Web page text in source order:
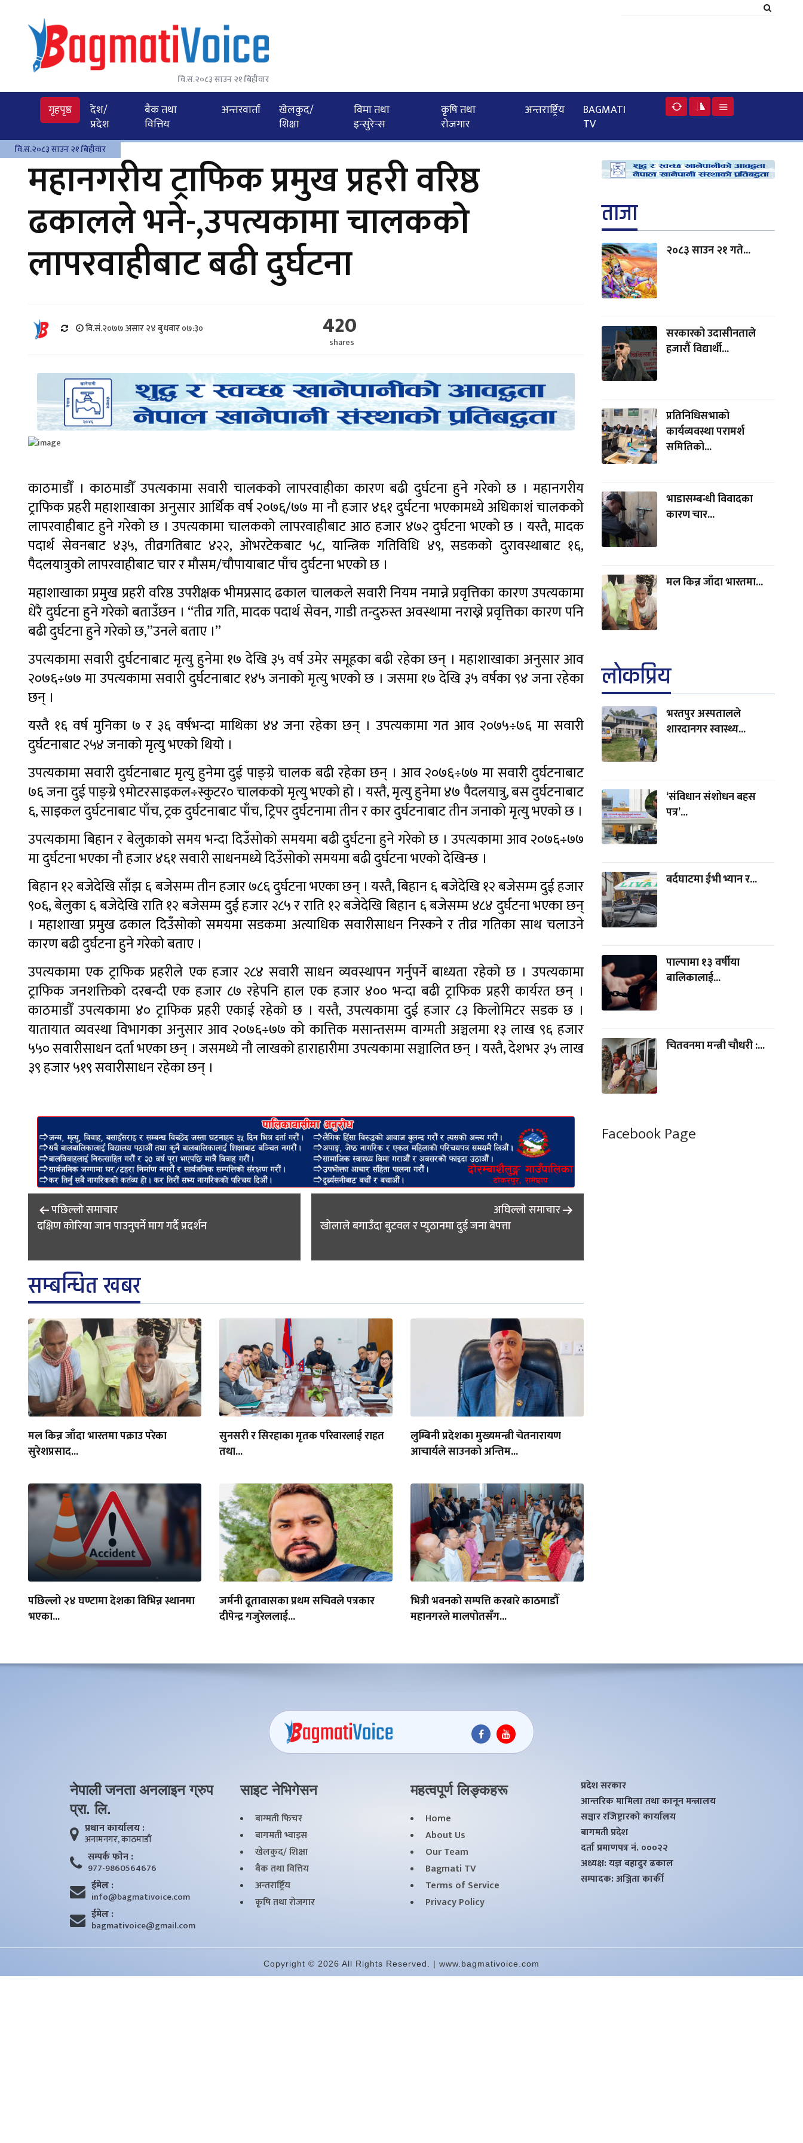
वि.सं.२०८३ साउन २१ बिहीवार
गृहपृष्ठ
देश/
प्रदेश
बैक तथा
वित्तिय
अन्तरवार्ता
खेलकुद/
शिक्षा
विमा तथा
इन्सुरेन्स
कृृषि तथा
राेजगार
अन्तरार्ष्ट्रिय
BAGMATI
TV
वि.सं.२०८३ साउन २१ बिहीवार
महानगरीय ट्राफिक प्रमुख प्रहरी वरिष्ठ
ढकालले भने-,उपत्यकामा चालकको
लापरवाहीबाट बढी दुर्घटना
वि.सं.२०७७ असार २४ बुधवार ०७:३० 420
shares
काठमाडौँ । काठमाडौँ उपत्यकामा सवारी चालकको लापरवाहीका कारण बढी दुर्घटना हुने गरेको छ । महानगरीय
ट्राफिक प्रहरी महाशाखाका अनुसार आर्थिक वर्ष २०७६/७७ मा नौ हजार ४६१ दुर्घटना भएकामध्ये अधिकाशं चालकको
लापरवाहीबाट हुने गरेको छ । उपत्यकामा चालकको लापरवाहीबाट आठ हजार ४७२ दुर्घटना भएको छ । यस्तै, मादक
पदार्थ सेवनबाट ४३५, तीव्रगतिबाट ४२२, ओभरटेकबाट ५८, यान्त्रिक गतिविधि ४९, सडकको दुरावस्थाबाट १६,
पैदलयात्रुको लापरवाहीबाट चार र मौसम/चौपायाबाट पाँच दुर्घटना भएको छ ।
महाशाखाका प्रमुख प्रहरी वरिष्ठ उपरीक्षक भीमप्रसाद ढकाल चालकले सवारी नियम नमान्ने प्रवृत्तिका कारण उपत्यकामा
धेरै दुर्घटना हुने गरेको बताउँछन । “तीव्र गति, मादक पदार्थ सेवन, गाडी तन्दुरुस्त अवस्थामा नराख्ने प्रवृत्तिका कारण पनि
बढी दुर्घटना हुने गरेको छ,”उनले बताए ।”
उपत्यकामा सवारी दुर्घटनाबाट मृत्यु हुनेमा १७ देखि ३५ वर्ष उमेर समूहका बढी रहेका छन् । महाशाखाका अनुसार आव
२०७६÷७७ मा उपत्यकामा सवारी दुर्घटनाबाट १४५ जनाको मृत्यु भएको छ । जसमा १७ देखि ३५ वर्षका ९४ जना रहेका
छन् ।
यस्तै १६ वर्ष मुनिका ७ र ३६ वर्षभन्दा माथिका ४४ जना रहेका छन् । उपत्यकामा गत आव २०७५÷७६ मा सवारी
दुर्घटनाबाट २५४ जनाको मृत्यु भएको थियो ।
उपत्यकामा सवारी दुर्घटनाबाट मृत्यु हुनेमा दुई पाङ्ग्रे चालक बढी रहेका छन् । आव २०७६÷७७ मा सवारी दुर्घटनाबाट
७६ जना दुई पाङ्ग्रे ९मोटरसाइकल÷स्कुटर० चालकको मृत्यु भएको हो । यस्तै, मृत्यु हुनेमा ४७ पैदलयात्रु, बस दुर्घटनाबाट
६, साइकल दुर्घटनाबाट पाँच, ट्रक दुर्घटनाबाट पाँच, ट्रिपर दुर्घटनामा तीन र कार दुर्घटनाबाट तीन जनाको मृत्यु भएको छ ।
उपत्यकामा बिहान र बेलुकाको समय भन्दा दिउँसोको समयमा बढी दुर्घटना हुने गरेको छ । उपत्यकामा आव २०७६÷७७
मा दुर्घटना भएका नौ हजार ४६१ सवारी साधनमध्ये दिउँसोको समयमा बढी दुर्घटना भएको देखिन्छ ।
बिहान १२ बजेदेखि साँझ ६ बजेसम्म तीन हजार ७८६ दुर्घटना भएका छन् । यस्तै, बिहान ६ बजेदेखि १२ बजेसम्म दुई हजार
९०६, बेलुका ६ बजेदेखि राति १२ बजेसम्म दुई हजार २८५ र राति १२ बजेदेखि बिहान ६ बजेसम्म ४८४ दुर्घटना भएका छन्
। महाशाखा प्रमुख ढकाल दिउँसोको समयमा सडकमा अत्याधिक सवारीसाधन निस्कने र तीव्र गतिका साथ चलाउने
कारण बढी दुर्घटना हुने गरेको बताए ।
उपत्यकामा एक ट्राफिक प्रहरीले एक हजार २८४ सवारी साधन व्यवस्थापन गर्नुपर्ने बाध्यता रहेको छ । उपत्यकामा
ट्राफिक जनशक्तिको दरबन्दी एक हजार ८७ रहेपनि हाल एक हजार ४०० भन्दा बढी ट्राफिक प्रहरी कार्यरत छन् ।
काठमाडौँ उपत्यकामा ४० ट्राफिक प्रहरी एकाई रहेको छ । यस्तै, उपत्यकामा दुई हजार ८३ किलोमिटर सडक छ ।
यातायात व्यवस्था विभागका अनुसार आव २०७६÷७७ को कात्तिक मसान्तसम्म वाग्मती अञ्चलमा १३ लाख ९६ हजार
५५० सवारीसाधन दर्ता भएका छन् । जसमध्ये नौ लाखको हाराहारीमा उपत्यकामा सञ्चालित छन् । यस्तै, देशभर ३५ लाख
३९ हजार ५१९ सवारीसाधन रहेका छन् ।
Post
navigation
पछिल्लाे समाचार
दक्षिण कोरिया जान पाउनुपर्ने माग गर्दै प्रदर्शन
अघिल्लाे समाचार
खोलाले बगाउँदा बुटवल र प्युठानमा दुई जना बेपत्ता
सम्बन्धित खबर
मल किन्न जाँदा भारतमा पक्राउ परेका
सुरेशप्रसाद...
सुनसरी र सिरहाका मृतक परिवारलाई राहत
तथा...
लुम्बिनी प्रदेशका मुख्यमन्त्री चेतनारायण
आचार्यले साउनको अन्तिम...
पछिल्लो २४ घण्टामा देशका विभिन्न स्थानमा
भएका...
जर्मनी दूतावासका प्रथम सचिवले पत्रकार
दीपेन्द्र गजुरेललाई...
भित्री भवनको सम्पत्ति करबारे काठमाडौँ
महानगरले मालपोतसँग...
ताजा
२०८३ साउन २१ गते...
सरकारको उदासीनताले
हजारौँ विद्यार्थी...
प्रतिनिधिसभाको
कार्यव्यवस्था परामर्श
समितिको...
भाडासम्बन्धी विवादका
कारण चार...
मल किन्न जाँदा भारतमा...
लाेकप्रिय
भरतपुर अस्पतालले
शारदानगर स्वास्थ्य...
‘संविधान संशोधन बहस
पत्र’...
बर्दघाटमा ईभी भ्यान र...
पाल्पामा १३ वर्षीया
बालिकालाई...
चितवनमा मन्त्री चौधरी :...
Facebook Page
नेपाली जनता अनलाइन ग्रुप
प्रा. लि.
प्रधान कार्यालय :
अनामनगर, काठमाडाैं
सम्पर्क फाेन :
977-9860564676
ईमेल :
info@bagmativoice.com
ईमेल :
bagmativoice@gmail.com
साइट नेभिगेसन
बाग्मती फिचर
बागमती भ्वाइस
खेलकुद/ शिक्षा
बैक तथा वित्तिय
अन्तरार्ष्ट्रिय
कृृषि तथा राेजगार
महत्वपूर्ण लिङ्कहरू
Home
About Us
Our Team
Bagmati TV
Terms of Service
Privacy Policy
प्रदेश सरकार
आन्तरिक मामिला तथा कानून मन्त्रालय
सञ्चार रजिष्ट्रारको कार्यालय
बागमती प्रदेश
दर्ता प्रमाणपत्र नं. ०००२२
अध्यक्ष: यज्ञ बहादुर ढकाल
सम्पादक: अञ्जिता कार्की
Copyright © 2026 All Rights Reserved. | www.bagmativoice.com